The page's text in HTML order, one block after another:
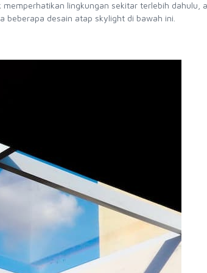
lingkungan sekitar terlebih dahulu,
beberapa desain atap skylight di bawah ini.